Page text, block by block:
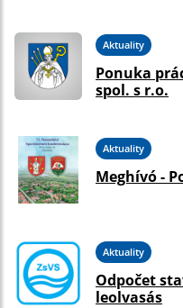
Aktuality
Ponuka
spol. s r.o.
Aktuality
Meghívó -
Aktuality
Odpočet
leolvasás